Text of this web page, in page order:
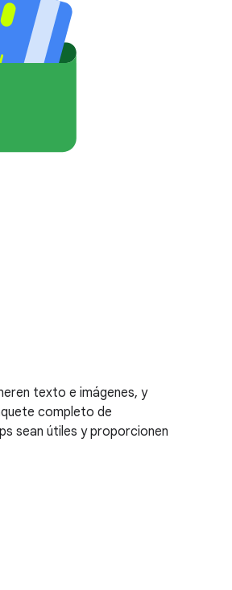
texto e imágenes, y
completo de
sean útiles y proporcionen